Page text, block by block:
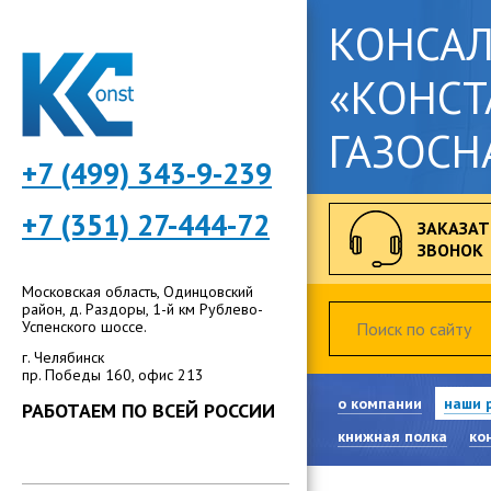
+7 (499) 343-9-239
+7 (351) 27-444-72
Московская область, Одинцовский
район, д. Раздоры, 1-й км Рублево-
Успенского шоссе.
г. Челябинск
пр. Победы 160, офис 213
РАБОТАЕМ ПО ВСЕЙ РОССИИ
ЗВОНОК
о компании
наши
книжная полка